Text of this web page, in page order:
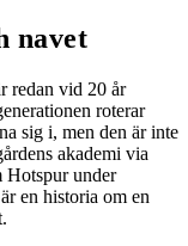
navet
redan vid 20 år
roterar
sig i, men den är inte
akademi via
Hotspur under
en historia om en